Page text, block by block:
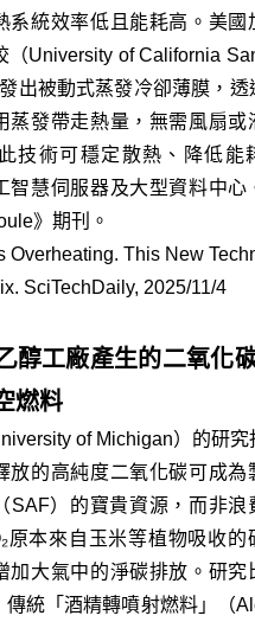
系統效率低且能耗高。美國
（University of California
出被動式蒸發冷卻薄膜，透
蒸發帶走熱量，無需風扇或
技術可穩定散熱、降低能
智慧伺服器及大型資料中心
》期刊。
Overheating. This New
SciTechDaily, 2025/11/4
醇工廠產生的二氧化
燃料
of Michigan）的研究
放的高純度二氧化碳可成為
SAF）的寶貴資源，而非浪
原本來自玉米等植物吸收的
加大氣中的淨碳排放。研究
傳統「酒精轉噴射燃料」（